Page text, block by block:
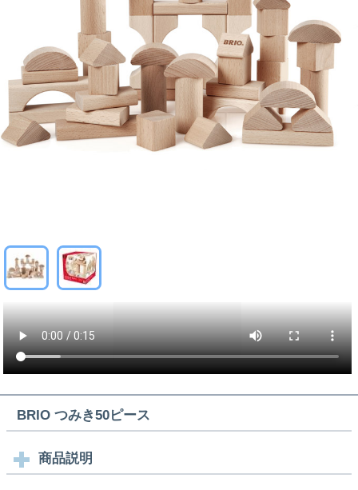
BRIO つみき50ピース
商品説明